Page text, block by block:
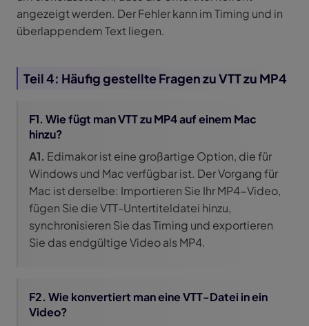
angezeigt werden. Der Fehler kann im Timing und in
überlappendem Text liegen.
Teil 4: Häufig gestellte Fragen zu VTT zu MP4
F1. Wie fügt man VTT zu MP4 auf einem Mac
hinzu?
A1. Edimakor ist eine großartige Option, die für
Windows und Mac verfügbar ist. Der Vorgang für
Mac ist derselbe: Importieren Sie Ihr MP4-Video,
fügen Sie die VTT-Untertiteldatei hinzu,
synchronisieren Sie das Timing und exportieren
Sie das endgültige Video als MP4.
F2. Wie konvertiert man eine VTT-Datei in ein
Video?